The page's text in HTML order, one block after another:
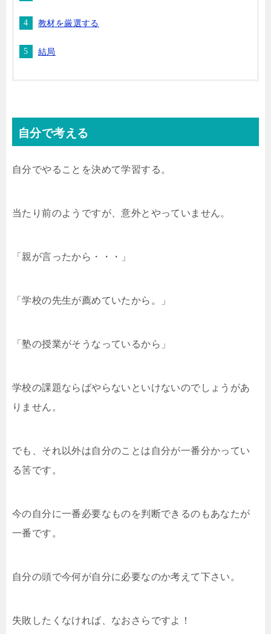
教材を厳選する
結局
自分で考える
自分でやることを決めて学習する。
当たり前のようですが、意外とやっていません。
「親が言ったから・・・」
「学校の先生が薦めていたから。」
「塾の授業がそうなっているから」
学校の課題ならばやらないといけないのでしょうがあ
りません。
でも、それ以外は自分のことは自分が一番分かってい
る筈です。
今の自分に一番必要なものを判断できるのもあなたが
一番です。
自分の頭で今何が自分に必要なのか考えて下さい。
失敗したくなければ、なおさらですよ！